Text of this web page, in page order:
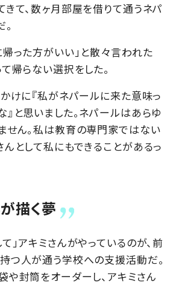
て、数ヶ月部屋を借りて通うネパ
帰った方がいい」と散々言われた
帰らない選択をした。
かけに『私がネパールに来た意味っ
と思いました。ネパールはあらゆ
せん。私は教育の専門家ではない
んとして私にもできることがあるっ
描く夢
」アキミさんがやっているのが、前
つ人が通う学校への支援活動だ。
や封筒をオーダーし、アキミさん